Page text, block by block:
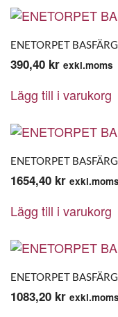
ENETORPET
390,40 kr exkl.moms
Lägg till i varukorg
ENETORPET
1654,40 kr exkl.moms
Lägg till i varukorg
ENETORPET
1083,20 kr exkl.moms